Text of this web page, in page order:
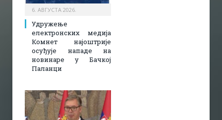
6. АВГУСТА 2026.
Удружење
електронских медија
Комнет најоштрије
осуђује нападе на
новинаре у Бачкој
Паланци